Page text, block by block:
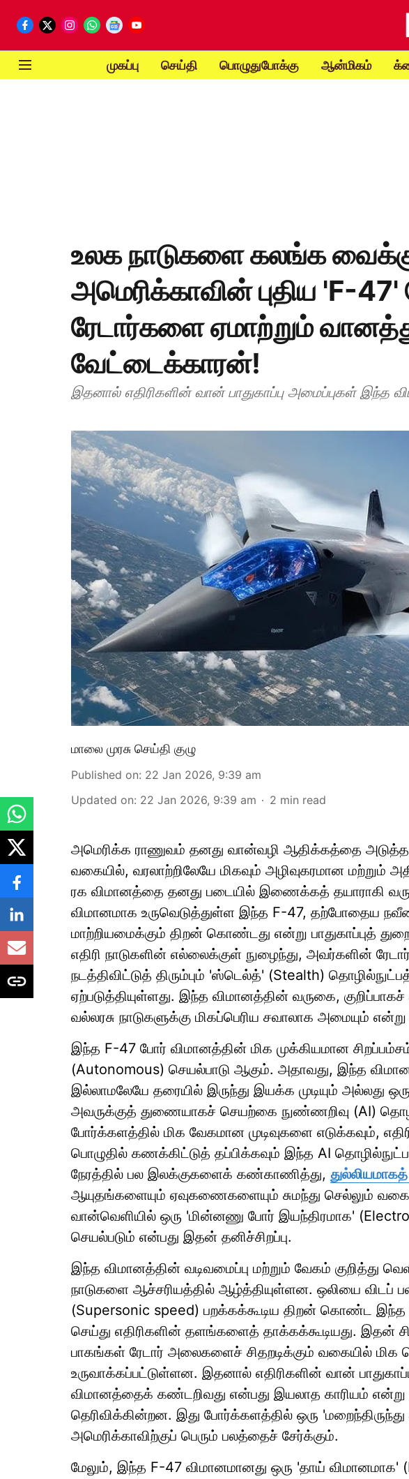
முகப்பு செய்தி பொழுதுபோக்கு ஆன்மிகம்
உலக நாடுகளை கலங்க
அமெரிக்காவின் புதிய 'F-
ரேடார்களை ஏமாற்றும்
வேட்டைக்காரன்!
இதனால் எதிரிகளின் வான் பாதுகாப்பு அமைப்புகள் இந்த
மாலை முரசு செய்தி குழு
Published on: 22 Jan 2026, 9:39 am
Updated on: 22 Jan 2026, 9:39 am 2 min read
அமெரிக்க ராணுவம் தனது வான்வழி ஆதிக்கத்தை அடுத்த
வகையில், வரலாற்றிலேயே மிகவும் அழிவுகரமான மற்றும்
ரக விமானத்தை தனது படையில் இணைக்கத் தயாராகி
விமானமாக உருவெடுத்துள்ள இந்த F-47, தற்போதைய
மாற்றியமைக்கும் திறன் கொண்டது என்று பாதுகாப்புத்
எதிரி நாடுகளின் எல்லைக்குள் நுழைந்து, அவர்களின்
நடத்திவிட்டுத் திரும்பும் 'ஸ்டெல்த்' (Stealth)
ஏற்படுத்தியுள்ளது. இந்த விமானத்தின் வருகை,
வல்லரசு நாடுகளுக்கு மிகப்பெரிய சவாலாக அமையும் என்று
இந்த F-47 போர் விமானத்தின் மிக முக்கியமான
(Autonomous) செயல்பாடு ஆகும். அதாவது, இந்த
இல்லாமலேயே தரையில் இருந்து இயக்க முடியும் அல்லது
அவருக்குத் துணையாகச் செயற்கை நுண்ணறிவு (AI)
போர்க்களத்தில் மிக வேகமான முடிவுகளை எடுக்கவும்,
பொழுதில் கணக்கிட்டுத் தப்பிக்கவும் இந்த AI
நேரத்தில் பல இலக்குகளைக் கண்காணித்து,
ஆயுதங்களையும் ஏவுகணைகளையும் சுமந்து செல்லும்
வான்வெளியில் ஒரு 'மின்னணு போர் இயந்திரமாக'
செயல்படும் என்பது இதன் தனிச்சிறப்பு.
இந்த விமானத்தின் வடிவமைப்பு மற்றும் வேகம் குறித்து
நாடுகளை ஆச்சரியத்தில் ஆழ்த்தியுள்ளன. ஒலியை விடப்
(Supersonic speed) பறக்கக்கூடிய திறன் கொண்ட
செய்து எதிரிகளின் தளங்களைத் தாக்கக்கூடியது. இதன்
பாகங்கள் ரேடார் அலைகளைச் சிதறடிக்கும் வகையில் மிக
உருவாக்கப்பட்டுள்ளன. இதனால் எதிரிகளின் வான்
விமானத்தைக் கண்டறிவது என்பது இயலாத காரியம்
தெரிவிக்கின்றன. இது போர்க்களத்தில் ஒரு
அமெரிக்காவிற்குப் பெரும் பலத்தைச் சேர்க்கும்.
மேலும், இந்த F-47 விமானமானது ஒரு 'தாய் விமானமாக'